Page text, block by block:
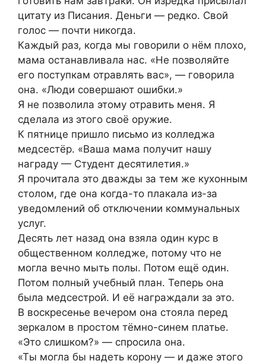
цитату из Писания. Деньги — редко. Свой
голос — почти никогда.
Каждый раз, когда мы говорили о нём плохо,
мама останавливала нас. «Не позволяйте
его поступкам отравлять вас», — говорила
она. «Люди совершают ошибки.»
Я не позволила этому отравить меня. Я
сделала из этого своё оружие.
К пятнице пришло письмо из колледжа
медсестёр. «Ваша мама получит нашу
награду — Студент десятилетия.»
Я прочитала это дважды за тем же кухонным
столом, где она когда-то плакала из-за
уведомлений об отключении коммунальных
услуг.
Десять лет назад она взяла один курс в
общественном колледже, потому что не
могла вечно мыть полы. Потом ещё один.
Потом полный учебный план. Теперь она
была медсестрой. И её награждали за это.
В воскресенье вечером она стояла перед
зеркалом в простом тёмно-синем платье.
«Это слишком?» — спросила она.
«Ты могла бы надеть корону — и даже этого